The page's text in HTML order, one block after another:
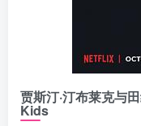
贾斯汀·汀布莱克与
Kids